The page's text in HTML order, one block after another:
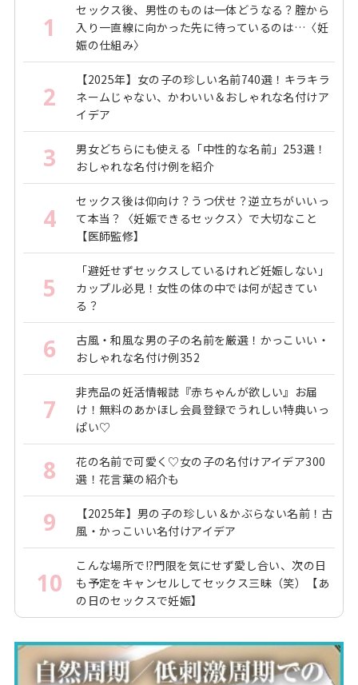
1
セックス後、男性のものは一体どうなる？腟から
入り一直線に向かった先に待っているのは…〈妊
娠の仕組み〉
2
【2025年】女の子の珍しい名前740選！キラキラ
ネームじゃない、かわいい＆おしゃれな名付けア
イデア
3
男女どちらにも使える「中性的な名前」253選！
おしゃれな名付け例を紹介
4
セックス後は仰向け？うつ伏せ？逆立ちがいいっ
て本当？〈妊娠できるセックス〉で大切なこと
【医師監修】
5
「避妊せずセックスしているけれど妊娠しない」
カップル必見！女性の体の中では何が起きてい
る？
6
古風・和風な男の子の名前を厳選！かっこいい・
おしゃれな名付け例352
7
非売品の妊活情報誌『赤ちゃんが欲しい』お届
け！無料のあかほし会員登録でうれしい特典いっ
ぱい♡
8
花の名前で可愛く♡女の子の名付けアイデア300
選！花言葉の紹介も
9
【2025年】男の子の珍しい＆かぶらない名前！古
風・かっこいい名付けアイデア
10
こんな場所で!?門限を気にせず愛し合い、次の日
も予定をキャンセルしてセックス三昧（笑）【あ
の日のセックスで妊娠】